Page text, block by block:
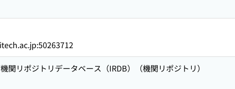
関リポジトリデータベース（IRDB）（機関リポジトリ）